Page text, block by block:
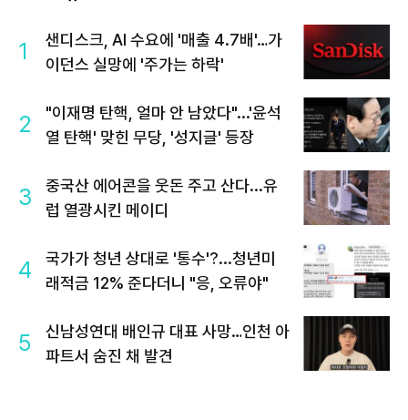
1
샌디스크, AI 수요에 '매출 4.7배'…가
이던스 실망에 '주가는 하락'
2
"이재명 탄핵, 얼마 안 남았다"...'윤석
열 탄핵' 맞힌 무당, '성지글' 등장
3
중국산 에어콘을 웃돈 주고 산다...유
럽 열광시킨 메이디
4
국가가 청년 상대로 '통수'?...청년미
래적금 12% 준다더니 "응, 오류야"
5
신남성연대 배인규 대표 사망…인천 아
파트서 숨진 채 발견